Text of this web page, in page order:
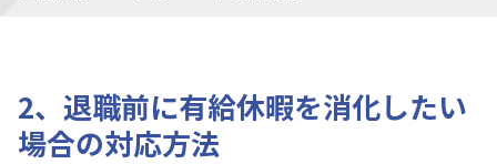
2、退職前に有給休暇を消化したい
場合の対応方法